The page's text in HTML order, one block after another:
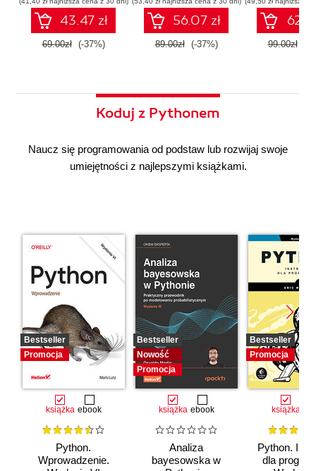
43.47 zł
69.00zł (-37%)
56.07 zł
89.00zł (-37%) 99.00zł
Koduj z Pythonem
Naucz się programowania od podstaw lub rozwijaj swoje
umiejętności z najlepszymi książkami.
Bestseller
Promocja
książka ebook
Python.
Wprowadzenie.
Bestseller
Nowość
Promocja
książka ebook
Analiza
bayesowska w
Bestseller
Promocja
książka
Python.
dla